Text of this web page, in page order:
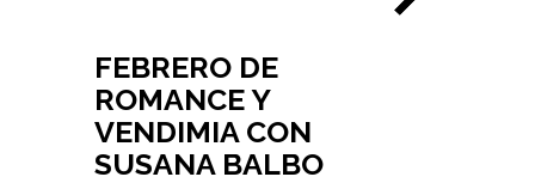
FEBRERO DE
ROMANCE Y
VENDIMIA CON
SUSANA BALBO